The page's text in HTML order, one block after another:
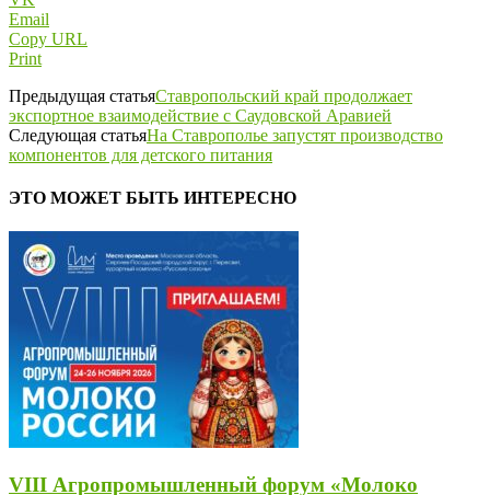
Email
Copy URL
Print
Предыдущая статьяСтавропольский край продолжает
экспортное взаимодействие с Саудовской Аравией
Следующая статьяНа Ставрополье запустят производство
компонентов для детского питания
ЭТО МОЖЕТ БЫТЬ ИНТЕРЕСНО
VIII Агропромышленный форум «Молоко